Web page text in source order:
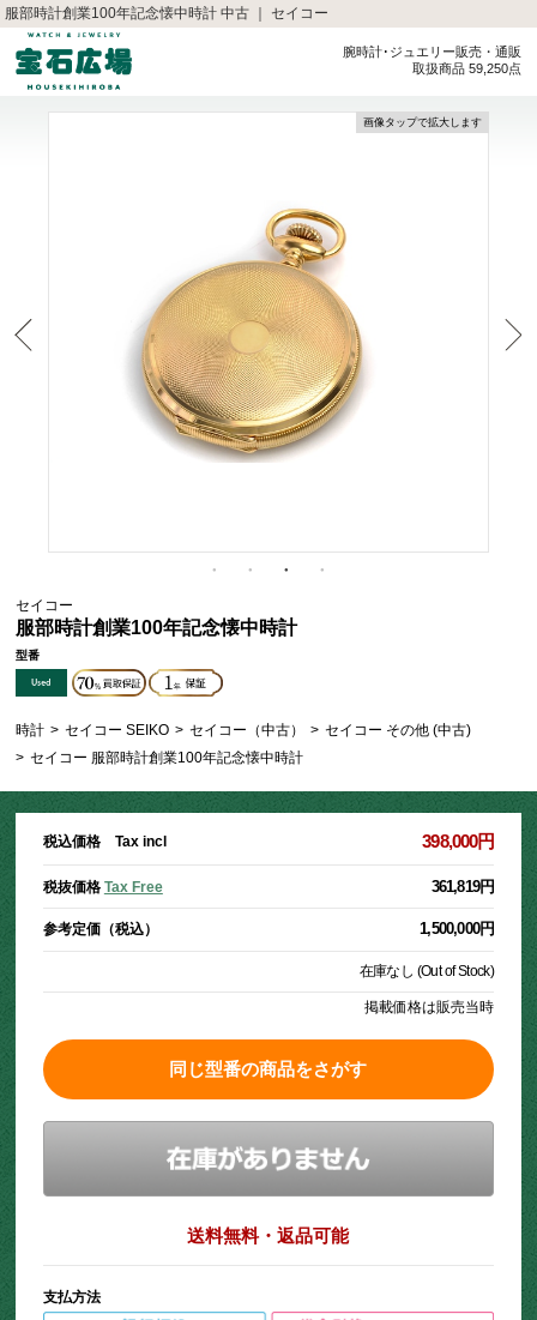
服部時計創業100年記念懐中時計 中古 ｜ セイコー
腕時計･ジュエリー販売・通販
取扱商品 59,250点
画像タップで拡大します
セイコー
服部時計創業100年記念懐中時計
型番
時計 > セイコー SEIKO > セイコー（中古） > セイコー その他 (中古)
> セイコー 服部時計創業100年記念懐中時計
税込価格 Tax incl 398,000円
税抜価格 Tax Free 361,819円
参考定価（税込） 1,500,000円
在庫なし (Out of Stock)
掲載価格は販売当時
同じ型番の商品をさがす
送料無料・返品可能
支払方法